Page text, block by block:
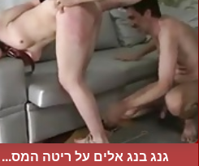
גנג בנג אלים על ריטה המס...